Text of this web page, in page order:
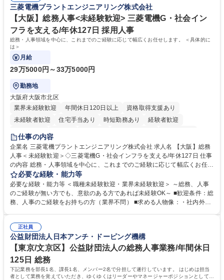
募集職種 【総務】未経験歓迎◎/リモート可/世界で唯一の事業/福利厚生◎/
再雇用有
取得や通信教育など費用の80%（年間25万円まで）を補助 ■住宅手当：家
賃の50%（月額7万円まで）を補助 学歴・資格 学歴：大学院 大学 語学
力： 資格：
三菱電機プラントエンジニアリング株式会社
【大阪】総務人事<未経験歓迎> 三菱電機G・社会イン
フラを支える/年休127日 採用人事
総務・人事領域を中心に、これまでのご経験に応じて幅広くお任せします。 ＜具体的に
は＞
月給
29万5000円～33万5000円
勤務地
大阪府大阪市北区
業界未経験歓迎
年間休日120日以上
資格取得支援あり
未経験者歓迎
住宅手当あり 時短勤務あり
経験者歓迎
退職金あり
駅近5分以内
土日祝休み 服装自由 寮・社宅あり 食事補助あり
仕事の内容
企業名 三菱電機プラントエンジニアリング株式会社 求人名 【大阪】総務
人事＜未経験歓迎＞◇三菱電機G・社会インフラを支える/年休127日 仕事
の内容 総務・人事領域を中心に、これまでのご経験に応じて幅広くお任せ
します。 ＜具体的には＞ ・総務/人事労務（給与・社保・勤怠管理など）
・採用・教育研修 ・福利厚生運用 など ※基本的には事務所勤務ですが、
採用や教育等の業務内容により、関西圏以外への日帰り・宿泊を伴う国内
出張もございます。 ※担当業務を持ちつつ、お互いに助け合いながら、総
必要な経験・能力等
必要な経験・能力等 ＜職種未経験歓迎・業界未経験歓迎＞ ～総務、人事
のご経験が無い方でも、意欲のある方であれば未経験OK～ ■歓迎条件：総
務、人事のご経験をお持ちの方（業界不問） ■求める人物像：・社内外の
正社員
公益財団法人日本アンチ・ドーピング機構
【東京/文京区】公益財団法人の総務人事業務/年間休日
125日 総務
下記業務を部長1名、課長1名、メンバー2名で分担して遂行しています。 はじめは担当
者として業務を覚えていただき、ゆくゆくはリーダーやマネージャーポジションとして活